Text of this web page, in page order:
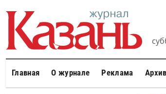
Главная О журнале Реклама Архив